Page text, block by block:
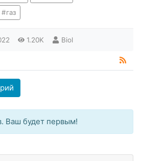
газ
1.20K Biol
Ваш будет первым!